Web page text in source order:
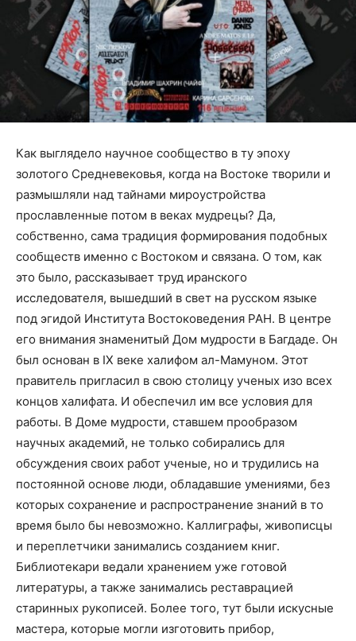
Как выглядело научное сообщество в ту эпоху
золотого Средневековья, когда на Востоке творили и
размышляли над тайнами мироустройства
прославленные потом в веках мудрецы? Да,
собственно, сама традиция формирования подобных
сообществ именно с Востоком и связана. О том, как
это было, рассказывает труд иранского
исследователя, вышедший в свет на русском языке
под эгидой Института Востоковедения РАН. В центре
его внимания знаменитый Дом мудрости в Багдаде. Он
был основан в IX веке халифом ал-Мамуном. Этот
правитель пригласил в свою столицу ученых изо всех
концов халифата. И обеспечил им все условия для
работы. В Доме мудрости, ставшем прообразом
научных академий, не только собирались для
обсуждения своих работ ученые, но и трудились на
постоянной основе люди, обладавшие умениями, без
которых сохранение и распространение знаний в то
время было бы невозможно. Каллиграфы, живописцы
и переплетчики занимались созданием книг.
Библиотекари ведали хранением уже готовой
литературы, а также занимались реставрацией
старинных рукописей. Более того, тут были искусные
мастера, которые могли изготовить прибор,